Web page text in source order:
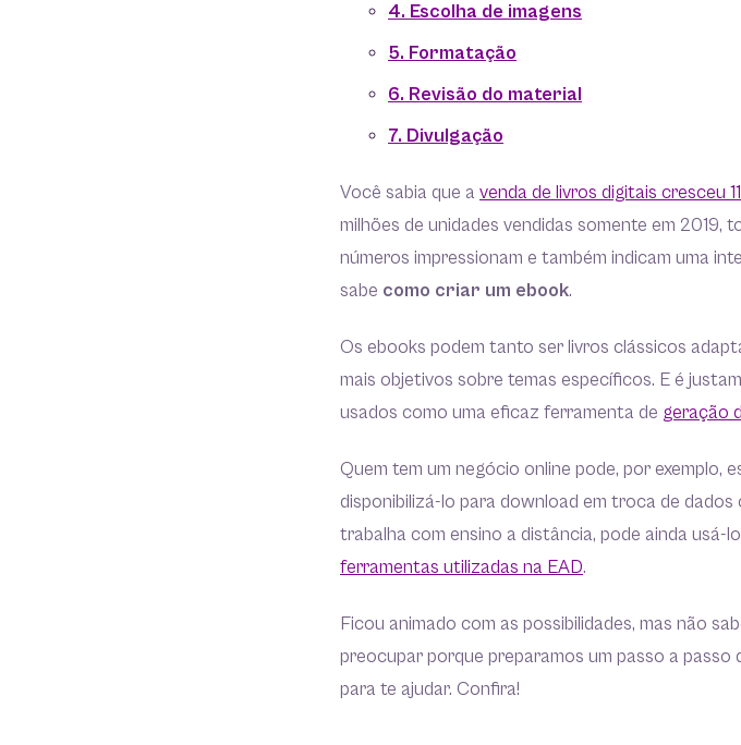
4. Escolha de imagens
5. Formatação
6. Revisão do material
7. Divulgação
Você sabia que a venda de livros digitais cresceu
milhões de unidades vendidas somente em 2019,
números impressionam e também indicam uma
sabe como criar um ebook.
Os ebooks podem tanto ser livros clássicos
mais objetivos sobre temas específicos. E é
usados como uma eficaz ferramenta de geração
Quem tem um negócio online pode, por exemplo,
disponibilizá-lo para download em troca de
trabalha com ensino a distância, pode ainda usá-
ferramentas utilizadas na EAD.
Ficou animado com as possibilidades, mas não
preocupar porque preparamos um passo a
para te ajudar. Confira!